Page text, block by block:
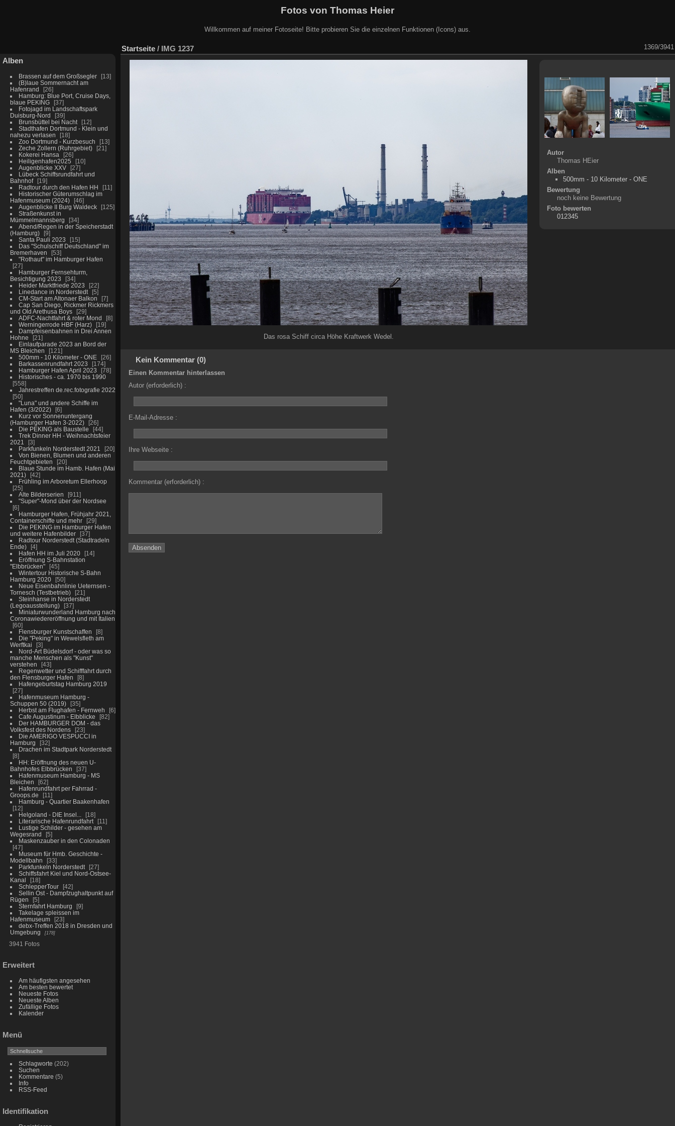
Fotos von Thomas Heier
Willkommen auf meiner Fotoseite! Bitte probieren Sie die einzelnen Funktionen (Icons) aus.
Alben
Brassen auf dem Großsegler
13
(B)laue Sommernacht am
Hafenrand
26
Hamburg: Blue Port, Cruise Days,
blaue PEKING
37
Fotojagd im Landschaftspark
Duisburg-Nord
39
Brunsbüttel bei Nacht
12
Stadthafen Dortmund - Klein und
nahezu verlasen
18
Zoo Dortmund - Kurzbesuch
13
Zeche Zollern (Ruhrgebiet)
21
Kokerei Hansa
26
Heiligenhafen2025
10
Augenblicke XXV
27
Lübeck Schiffsrundfahrt und
Bahnhof
19
Radtour durch den Hafen HH
11
Historischer Güterumschlag im
Hafenmuseum (2024)
46
Augenblicke II Burg Waldeck
125
Straßenkunst in
Mümmelmannsberg
34
Abend/Regen in der Speicherstadt
(Hamburg)
9
Santa Pauli 2023
15
Das "Schulschiff Deutschland" im
Bremerhaven
53
"Rothaut" im Hamburger Hafen
27
Hamburger Fernsehturm,
Besichtigung 2023
34
Heider Marktfriede 2023
22
Linedance in Norderstedt
5
CM-Start am Altonaer Balkon
7
Cap San Diego, Rickmer Rickmers
und Old Arethusa Boys
29
ADFC-Nachtfahrt & roter Mond
8
Werningerrode HBF (Harz)
19
Dampfeisenbahnen in Drei Annen
Hohne
21
Einlaufparade 2023 an Bord der
MS Bleichen
121
500mm - 10 Kilometer - ONE
26
Barkassenrundfahrt 2023
174
Hamburger Hafen April 2023
78
Historisches - ca. 1970 bis 1990
558
Jahrestreffen de.rec.fotografie 2022
50
"Luna" und andere Schiffe im
Hafen (3/2022)
6
Kurz vor Sonnenuntergang
(Hamburger Hafen 3-2022)
26
Die PEKING als Baustelle
44
Trek Dinner HH - Weihnachtsfeier
2021
3
Parkfunkeln Norderstedt 2021
20
Von Bienen, Blumen und anderen
Feuchtgebieten
20
Blaue Stunde im Hamb. Hafen (Mai
2021)
42
Frühling im Arboretum Ellerhoop
25
Alte Bilderserien
911
"Super"-Mond über der Nordsee
6
Hamburger Hafen, Frühjahr 2021,
Containerschiffe und mehr
29
Die PEKING im Hamburger Hafen
und weitere Hafenbilder
37
Radtour Norderstedt (Stadtradeln
Ende)
4
Hafen HH im Juli 2020
14
Eröffnung S-Bahnstation
"Elbbrücken"
45
Wintertour Historische S-Bahn
Hamburg 2020
50
Neue Eisenbahnlinie Ueternsen -
Tornesch (Testbetrieb)
21
Steinhanse in Norderstedt
(Legoausstellung)
37
Miniaturwunderland Hamburg nach
Coronawiedereröffnung und mit Italien
60
Flensburger Kunstschaffen
8
Die "Peking" in Wewelsfleth am
Werftkai
3
Nord-Art Büdelsdorf - oder was so
manche Menschen als "Kunst"
verstehen
43
Regenwetter und Schifffahrt durch
den Flensburger Hafen
8
Hafengeburtstag Hamburg 2019
27
Hafenmuseum Hamburg -
Schuppen 50 (2019)
35
Herbst am Flughafen - Fernweh
6
Cafe Augustinum - Elbblicke
82
Der HAMBURGER DOM - das
Volksfest des Nordens
23
Die AMERIGO VESPUCCI in
Hamburg
32
Drachen im Stadtpark Norderstedt
8
HH: Eröffnung des neuen U-
Bahnhofes Elbbrücken
37
Hafenmuseum Hamburg - MS
Bleichen
62
Hafenrundfahrt per Fahrrad -
Groops.de
11
Hamburg - Quartier Baakenhafen
12
Helgoland - DIE Insel...
18
Literarische Hafenrundfahrt
11
Lustige Schilder - gesehen am
Wegesrand
5
Maskenzauber in den Colonaden
47
Museum für Hmb. Geschichte -
Modellbahn
33
Parkfunkeln Norderstedt
27
Schiffsfahrt Kiel und Nord-Ostsee-
Kanal
18
SchlepperTour
42
Sellin Ost - Dampfzughaltpunkt auf
Rügen
5
Sternfahrt Hamburg
9
Takelage spleissen im
Hafenmuseum
23
debx-Treffen 2018 in Dresden und
Umgebung
178
3941 Fotos
Erweitert
Am häufigsten angesehen
Am besten bewertet
Neueste Fotos
Neueste Alben
Zufällige Fotos
Kalender
Menü
Schlagworte (202)
Suchen
Kommentare (5)
Info
RSS-Feed
Identifikation
Startseite / IMG 1237 1369/3941
Das rosa Schiff circa Höhe Kraftwerk Wedel.
Autor
Thomas HEier
Alben
500mm - 10 Kilometer - ONE
Bewertung
noch keine Bewertung
Foto bewerten
Kein Kommentar (0)
Einen Kommentar hinterlassen
Autor (erforderlich) :
E-Mail-Adresse :
Ihre Webseite :
Kommentar (erforderlich) :